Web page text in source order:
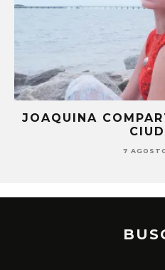
JOAQUINA
7